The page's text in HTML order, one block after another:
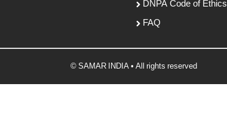
DNPA Code of Ethics
FAQ
© SAMAR INDIA • All rights reserved